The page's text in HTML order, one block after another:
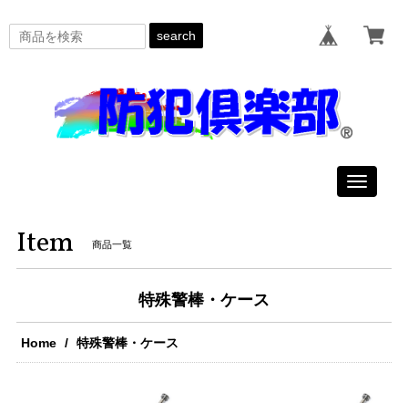
search
Toggle
Item 商品一覧
特殊警棒・ケース
Home 特殊警棒・ケース